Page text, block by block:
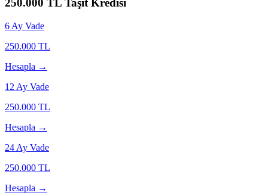
250.000 TL Taşıt Kredisi
6 Ay Vade
250.000 TL
Hesapla →
12 Ay Vade
250.000 TL
Hesapla →
24 Ay Vade
250.000 TL
Hesapla →